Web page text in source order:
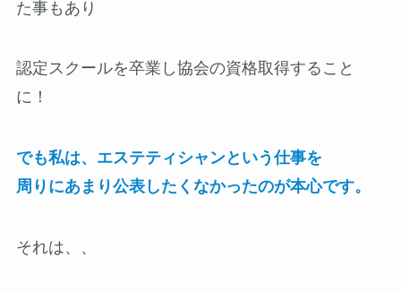
た事もあり
認定スクールを卒業し協会の資格取得すること
に！
でも私は、エステティシャンという仕事を
周りにあまり公表したくなかったのが本心です。
それは、、